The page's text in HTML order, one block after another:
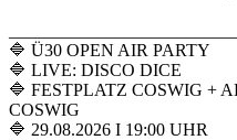
🔷 Ü30 OPEN AIR PARTY
🔷 LIVE: DISCO DICE
🔷 FESTPLATZ COSWIG +
COSWIG
🔷 29.08.2026 I 19:00 UHR